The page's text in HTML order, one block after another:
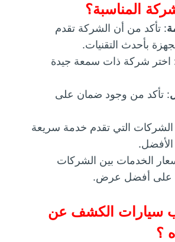
المناسبة؟
: تأكد من أن الشركة تقدم
بأحدث التقنيات.
اختر شركة ذات سمعة جيدة
: تأكد من وجود ضمان على
التي تقدم خدمة سريعة
الأفضل.
الخدمات بين الشركات
على أفضل عرض.
سيارات الكشف عن
؟